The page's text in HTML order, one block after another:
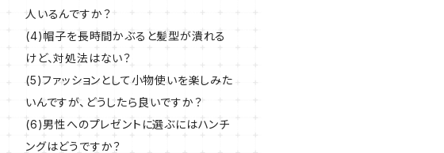
人いるんですか？
(4)帽子を長時間かぶると髪型が潰れる
けど、対処法はない？
(5)ファッションとして小物使いを楽しみた
いんですが、どうしたら良いですか？
(6)男性へのプレゼントに選ぶにはハンチ
ングはどうですか？